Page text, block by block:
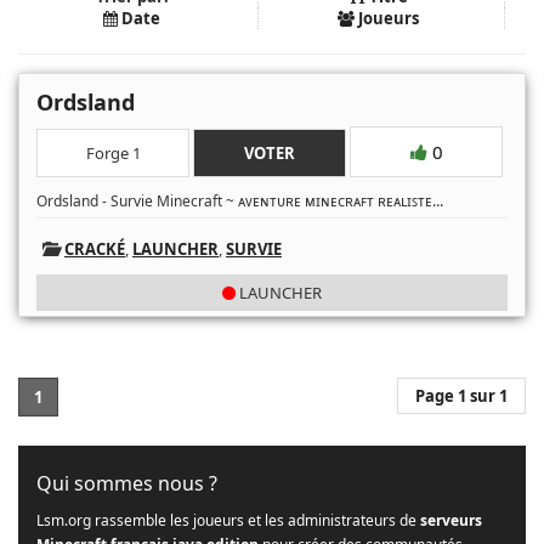
Date
Joueurs
Ordsland
Forge 1 VOTER 0
Ordsland - Survie Minecraft ~ ᴀᴠᴇɴᴛᴜʀᴇ ᴍɪɴᴇᴄʀᴀꜰᴛ ʀᴇᴀʟɪꜱᴛᴇ...
CRACKÉ, LAUNCHER,SURVIE
LAUNCHER
1 Page 1 sur 1
Qui sommes nous ?
Lsm.org rassemble les joueurs et les administrateurs deserveurs